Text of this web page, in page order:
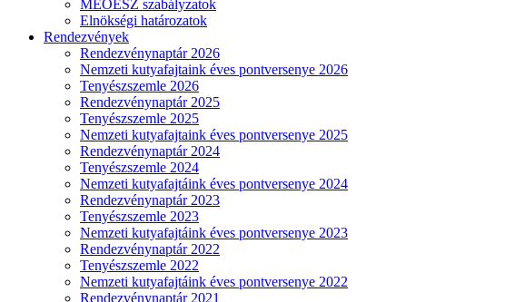
MEOESZ szabályzatok
Elnökségi határozatok
Rendezvények
Rendezvénynaptár 2026
Nemzeti kutyafajtaink éves pontversenye 2026
Tenyészszemle 2026
Rendezvénynaptár 2025
Tenyészszemle 2025
Nemzeti kutyafajtaink éves pontversenye 2025
Rendezvénynaptár 2024
Tenyészszemle 2024
Nemzeti kutyafajtáink éves pontversenye 2024
Rendezvénynaptár 2023
Tenyészszemle 2023
Nemzeti kutyafajtáink éves pontversenye 2023
Rendezvénynaptár 2022
Tenyészszemle 2022
Nemzeti kutyafajtáink éves pontversenye 2022
Rendezvénynaptár 2021